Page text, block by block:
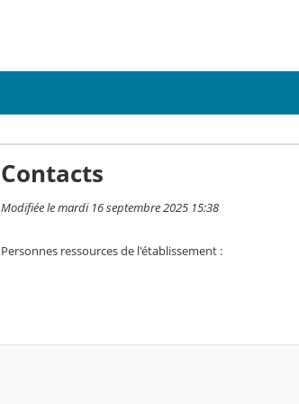
Contacts
Modifiée le mardi 16 septembre 2025 15:38
Personnes ressources de l'établissement :